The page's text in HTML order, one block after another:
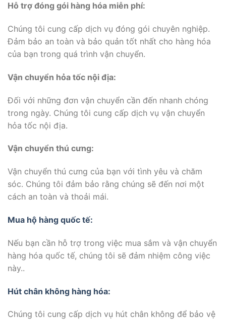
Hỗ trợ đóng gói hàng hóa miễn phí:
Chúng tôi cung cấp dịch vụ đóng gói chuyên nghiệp.
Đảm bảo an toàn và bảo quản tốt nhất cho hàng hóa
của bạn trong quá trình vận chuyển.
Vận chuyển hỏa tốc nội địa:
Đối với những đơn vận chuyển cần đến nhanh chóng
trong ngày. Chúng tôi cung cấp dịch vụ vận chuyển
hỏa tốc nội địa.
Vận chuyển thú cưng:
Vận chuyển thú cưng của bạn với tình yêu và chăm
sóc. Chúng tôi đảm bảo rằng chúng sẽ đến nơi một
cách an toàn và thoải mái.
Mua hộ hàng quốc tế:
Nếu bạn cần hỗ trợ trong việc mua sắm và vận chuyển
hàng hóa quốc tế, chúng tôi sẽ đảm nhiệm công việc
này..
Hút chân không hàng hóa:
Chúng tôi cung cấp dịch vụ hút chân không để bảo vệ